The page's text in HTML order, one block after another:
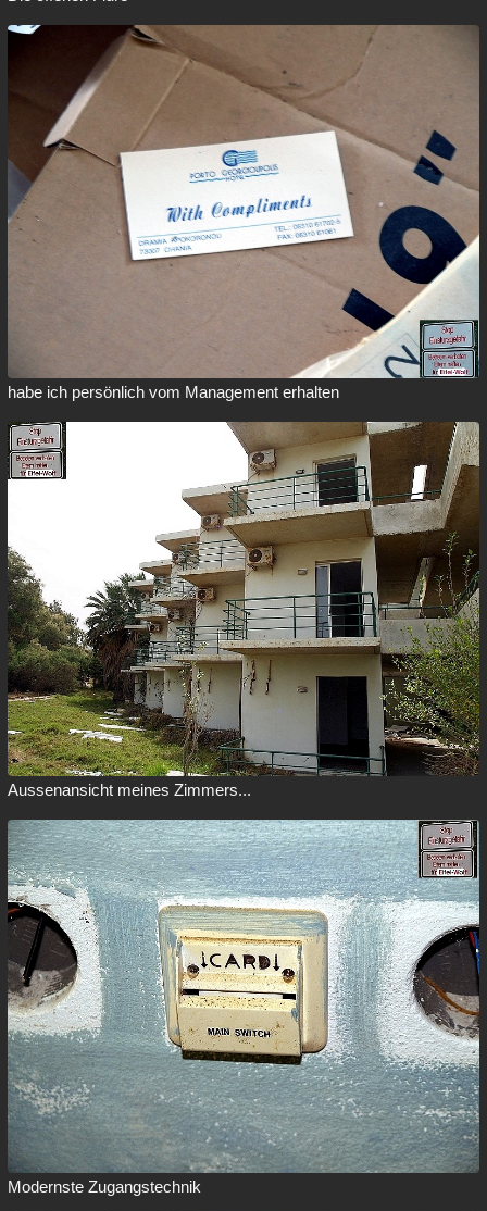
habe ich persönlich vom Management erhalten
Aussenansicht meines Zimmers...
Modernste Zugangstechnik